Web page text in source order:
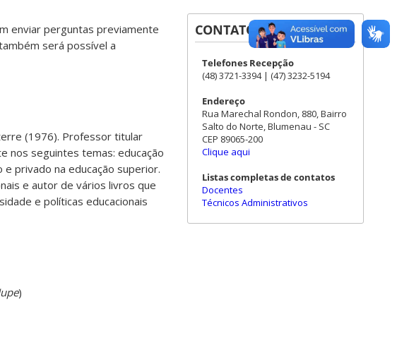
enviar perguntas previamente
será possível a
(1976). Professor titular
nos seguintes temas: educação
privado na educação superior.
e autor de vários livros que
e políticas educacionais
)
CONTATOS
Telefones Recepção
(48) 3721-3394 | (47) 3232-5194
Endereço
Rua Marechal Rondon, 880, Bairro
Salto do Norte, Blumenau - SC
CEP 89065-200
Clique aqui
Listas completas de contatos
Docentes
Técnicos Administrativos